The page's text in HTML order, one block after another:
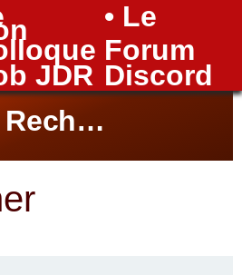
• Le
Forum
JDR Discord
Rechercher